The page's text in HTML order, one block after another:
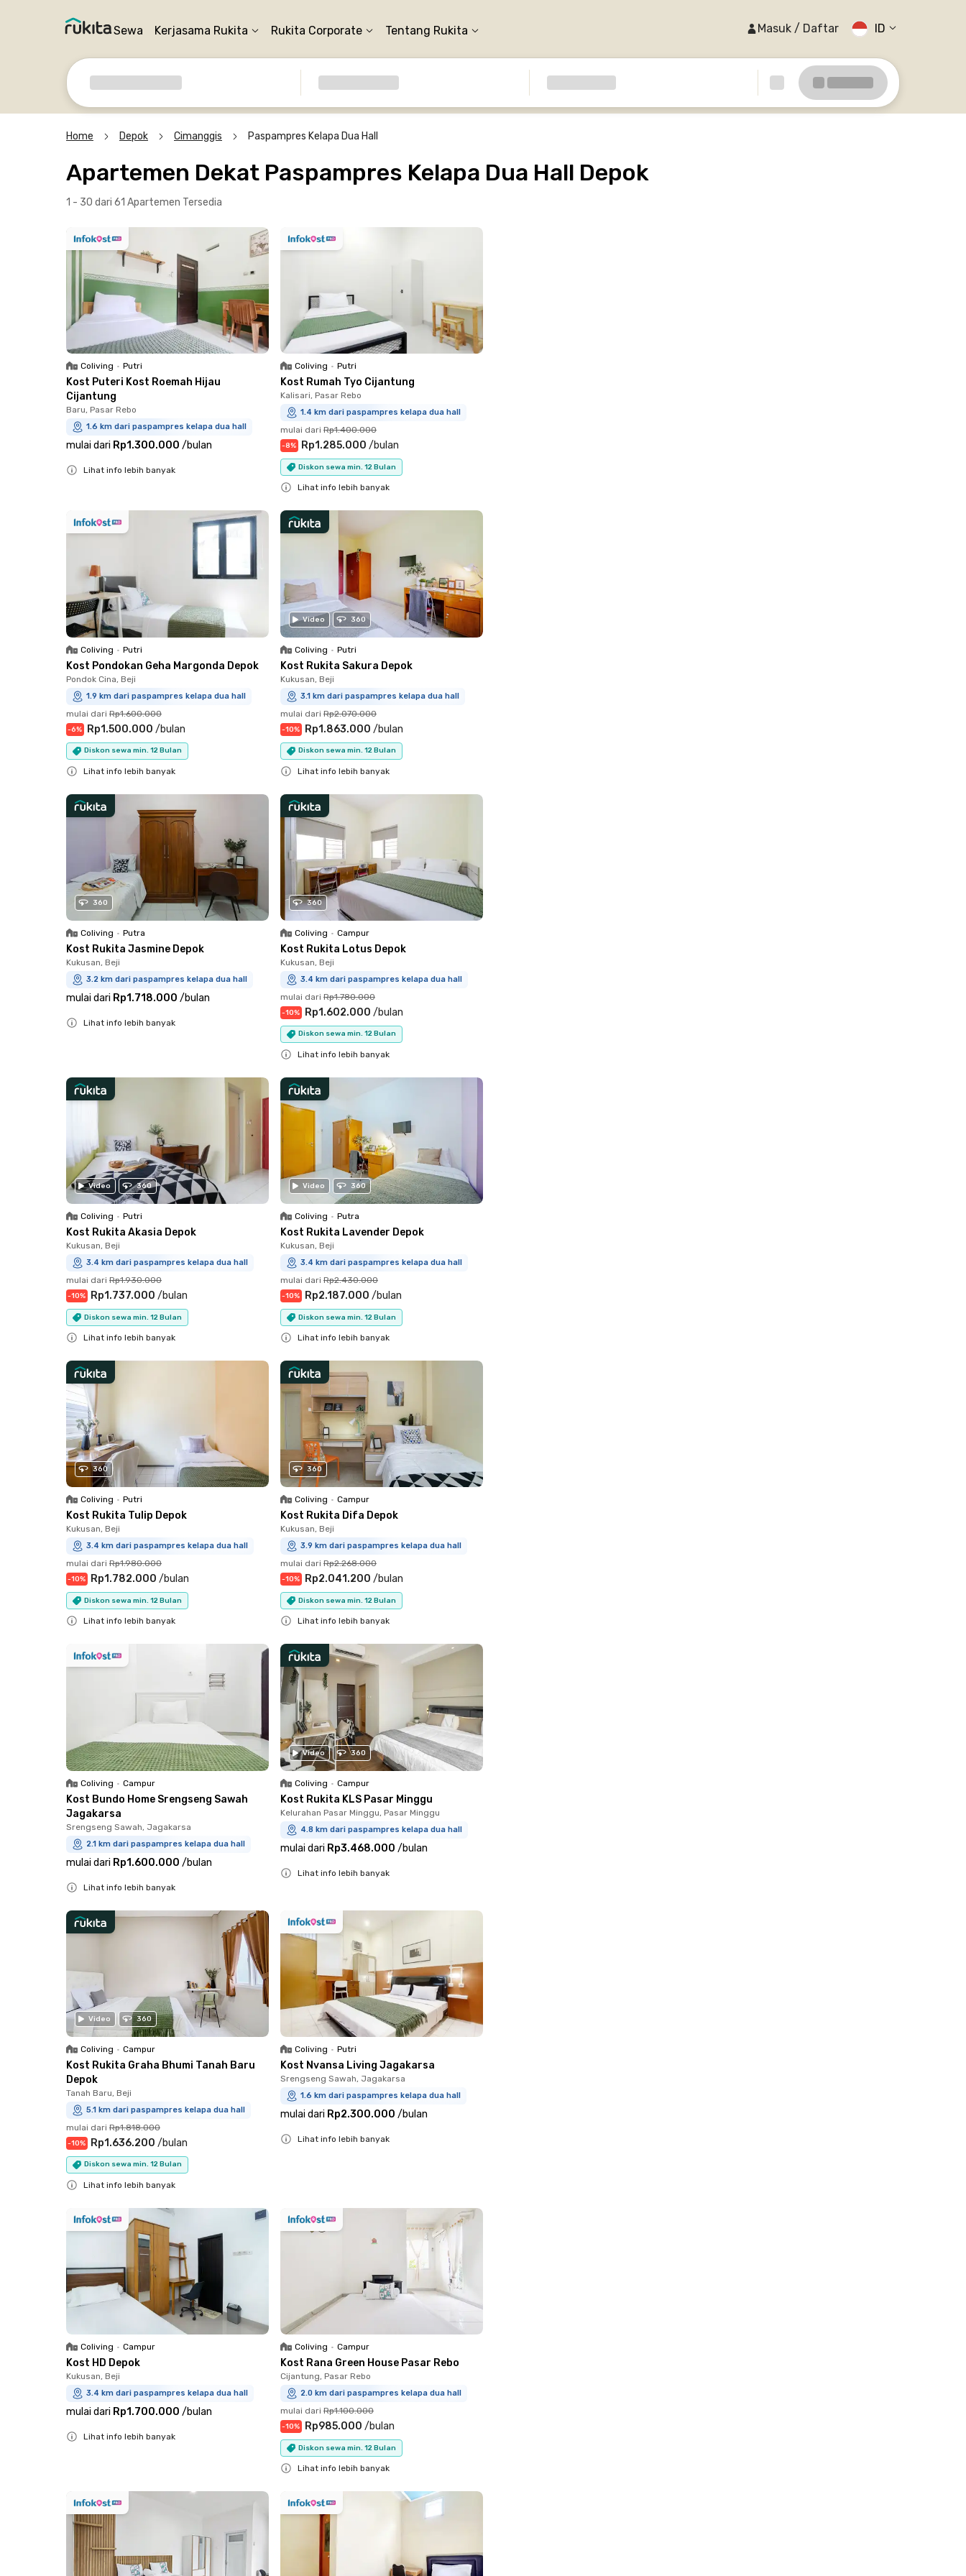
Sewa Kerjasama Rukita Rukita Corporate Tentang Rukita Masuk / Daftar ID
Home Depok Cimanggis Paspampres Kelapa Dua Hall
Apartemen Dekat Paspampres Kelapa Dua Hall Depok
1 - 30 dari 61 Apartemen Tersedia
Coliving • Putri
Kost Puteri Kost Roemah Hijau
Cijantung
Baru, Pasar Rebo
1.6 km dari paspampres kelapa dua hall
mulai dari Rp1.300.000 /bulan
Lihat info lebih banyak
Coliving • Putri
Kost Rumah Tyo Cijantung
Kalisari, Pasar Rebo
1.4 km dari paspampres kelapa dua hall
mulai dari Rp1.400.000
-8% Rp1.285.000 /bulan
Diskon sewa min. 12 Bulan
Lihat info lebih banyak
Coliving • Putri
Kost Pondokan Geha Margonda Depok
Pondok Cina, Beji
1.9 km dari paspampres kelapa dua hall
mulai dari Rp1.600.000
-6% Rp1.500.000 /bulan
Diskon sewa min. 12 Bulan
Lihat info lebih banyak
Video 360
Coliving • Putri
Kost Rukita Sakura Depok
Kukusan, Beji
3.1 km dari paspampres kelapa dua hall
mulai dari Rp2.070.000
-10% Rp1.863.000 /bulan
Diskon sewa min. 12 Bulan
Lihat info lebih banyak
360
Coliving • Putra
Kost Rukita Jasmine Depok
Kukusan, Beji
3.2 km dari paspampres kelapa dua hall
mulai dari Rp1.718.000 /bulan
Lihat info lebih banyak
360
Coliving • Campur
Kost Rukita Lotus Depok
Kukusan, Beji
3.4 km dari paspampres kelapa dua hall
mulai dari Rp1.780.000
-10% Rp1.602.000 /bulan
Diskon sewa min. 12 Bulan
Lihat info lebih banyak
Video 360
Coliving • Putri
Kost Rukita Akasia Depok
Kukusan, Beji
3.4 km dari paspampres kelapa dua hall
mulai dari Rp1.930.000
-10% Rp1.737.000 /bulan
Diskon sewa min. 12 Bulan
Lihat info lebih banyak
Video 360
Coliving • Putra
Kost Rukita Lavender Depok
Kukusan, Beji
3.4 km dari paspampres kelapa dua hall
mulai dari Rp2.430.000
-10% Rp2.187.000 /bulan
Diskon sewa min. 12 Bulan
Lihat info lebih banyak
360
Coliving • Putri
Kost Rukita Tulip Depok
Kukusan, Beji
3.4 km dari paspampres kelapa dua hall
mulai dari Rp1.980.000
-10% Rp1.782.000 /bulan
Diskon sewa min. 12 Bulan
Lihat info lebih banyak
360
Coliving • Campur
Kost Rukita Difa Depok
Kukusan, Beji
3.9 km dari paspampres kelapa dua hall
mulai dari Rp2.268.000
-10% Rp2.041.200 /bulan
Diskon sewa min. 12 Bulan
Lihat info lebih banyak
Coliving • Campur
Kost Bundo Home Srengseng Sawah
Jagakarsa
Srengseng Sawah, Jagakarsa
2.1 km dari paspampres kelapa dua hall
mulai dari Rp1.600.000 /bulan
Lihat info lebih banyak
Video 360
Coliving • Campur
Kost Rukita KLS Pasar Minggu
Kelurahan Pasar Minggu, Pasar Minggu
4.8 km dari paspampres kelapa dua hall
mulai dari Rp3.468.000 /bulan
Lihat info lebih banyak
Video 360
Coliving • Campur
Kost Rukita Graha Bhumi Tanah Baru
Depok
Tanah Baru, Beji
5.1 km dari paspampres kelapa dua hall
mulai dari Rp1.818.000
-10% Rp1.636.200 /bulan
Diskon sewa min. 12 Bulan
Lihat info lebih banyak
Coliving • Putri
Kost Nvansa Living Jagakarsa
Srengseng Sawah, Jagakarsa
1.6 km dari paspampres kelapa dua hall
mulai dari Rp2.300.000 /bulan
Lihat info lebih banyak
Coliving • Campur
Kost HD Depok
Kukusan, Beji
3.4 km dari paspampres kelapa dua hall
mulai dari Rp1.700.000 /bulan
Lihat info lebih banyak
Coliving • Campur
Kost Rana Green House Pasar Rebo
Cijantung, Pasar Rebo
2.0 km dari paspampres kelapa dua hall
mulai dari Rp1.100.000
-10% Rp985.000 /bulan
Diskon sewa min. 12 Bulan
Lihat info lebih banyak